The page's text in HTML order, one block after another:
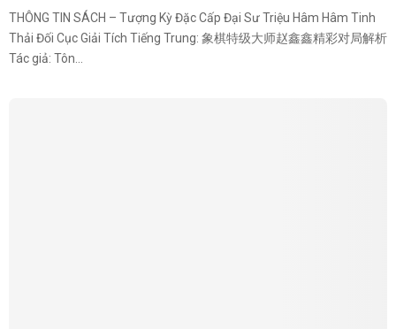
THÔNG TIN SÁCH – Tượng Kỳ Đặc Cấp Đại Sư Triệu Hâm Hâm Tinh
Thải Đối Cục Giải Tích Tiếng Trung: 象棋特级大师赵鑫鑫精彩对局解析
Tác giả: Tôn...